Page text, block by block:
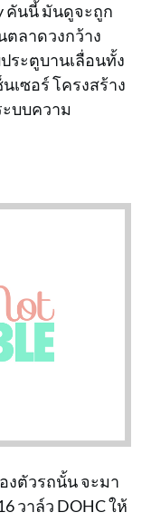
คันนี้ มันดูจะถูก
ตลาดวงกว้าง
ระตูบานเลื่อนทั้ง
เซอร์ โครงสร้าง
บบความ
งตัวรถนั้น จะมา
วาล์ว DOHC ให้